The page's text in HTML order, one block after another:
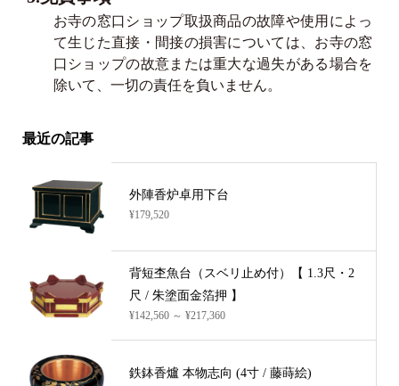
お寺の窓口ショップ取扱商品の故障や使用によっ
て生じた直接・間接の損害については、お寺の窓
口ショップの故意または重大な過失がある場合を
除いて、一切の責任を負いません。
最近の記事
外陣香炉卓用下台
¥179,520
背短杢魚台（スベリ止め付）【 1.3尺・2
尺 / 朱塗面金箔押 】
¥142,560 ～ ¥217,360
鉄鉢香爐 本物志向 (4寸 / 藤蒔絵)